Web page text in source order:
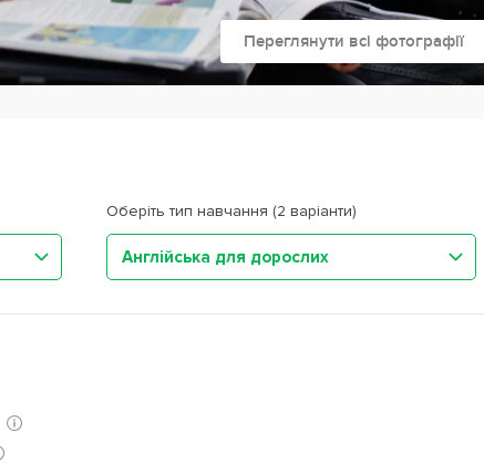
Переглянути всі фотографії
Оберіть тип навчання (2 варіанти)
Англійська для дорослих